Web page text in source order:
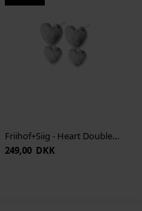
Friihof+Siig - Heart Double Øreringe - Sølv
249,00 DKK